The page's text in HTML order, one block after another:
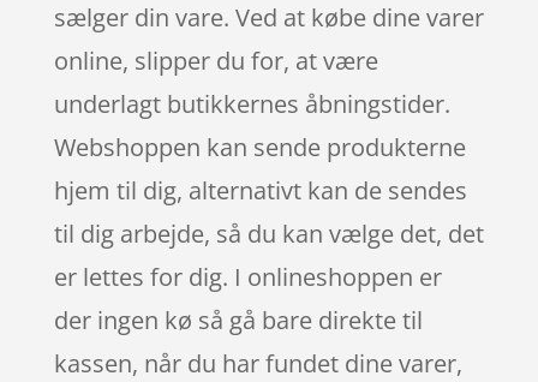
sælger din vare. Ved at købe dine varer
online, slipper du for, at være
underlagt butikkernes åbningstider.
Webshoppen kan sende produkterne
hjem til dig, alternativt kan de sendes
til dig arbejde, så du kan vælge det, det
er lettes for dig. I onlineshoppen er
der ingen kø så gå bare direkte til
kassen, når du har fundet dine varer,